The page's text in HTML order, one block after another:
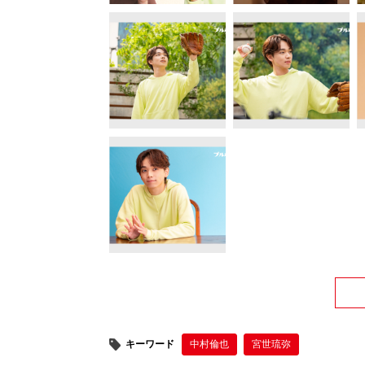
キーワード 中村倫也 宮世琉弥